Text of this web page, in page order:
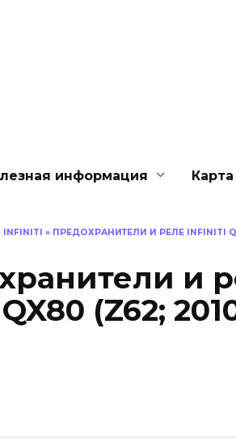
информация
INFINITI » ПРЕДОХРАНИТЕЛИ И РЕЛЕ INFINITI
и
(Z62;